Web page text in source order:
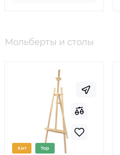
Мольберты и столы
Хит Top